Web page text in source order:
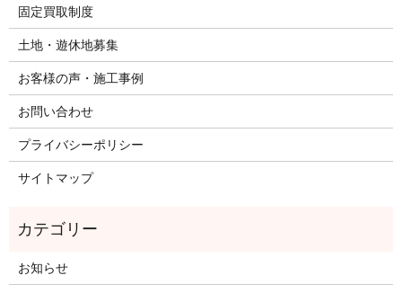
固定買取制度
土地・遊休地募集
お客様の声・施工事例
お問い合わせ
プライバシーポリシー
サイトマップ
お知らせ